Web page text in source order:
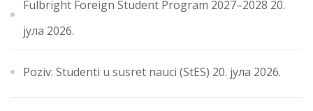
Fulbright Foreign Student Program 2027–2028 20.
јула 2026.
Poziv: Studenti u susret nauci (StES) 20. јула 2026.